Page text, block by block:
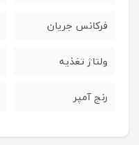
فرکانس جریان
ولتاژ تغذیه
رنج آمپر